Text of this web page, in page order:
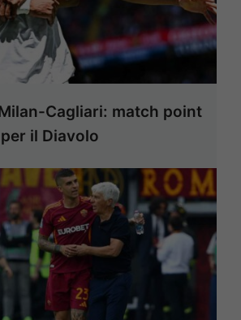
Cagliari: match point
il Diavolo